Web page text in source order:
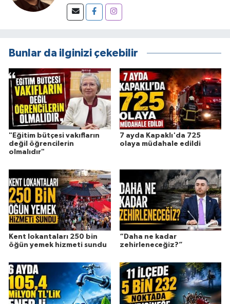
Bunlar da ilginizi çekebilir
"Eğitim bütçesi vakıfların
değil öğrencilerin
olmalıdır"
7 ayda Kapaklı'da 725
olaya müdahale edildi
Kent lokantaları 250 bin
öğün yemek hizmeti sundu
“Daha ne kadar
zehirleneceğiz?”